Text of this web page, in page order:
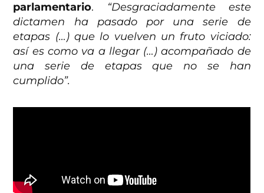
parlamentario.
“Desgraciadamente este
dictamen ha pasado por una serie de
etapas (…) que lo vuelven un fruto viciado:
así es como va a llegar (…) acompañado de
una serie de etapas que no se han
cumplido”.